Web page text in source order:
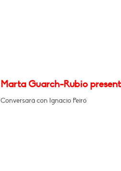
Marta Guarch-Rubio
Conversará con Ignacio Peiró